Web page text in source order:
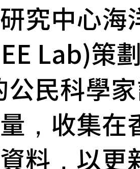
究中心海
Lab)策劃
民科學
，收集在
料，以更